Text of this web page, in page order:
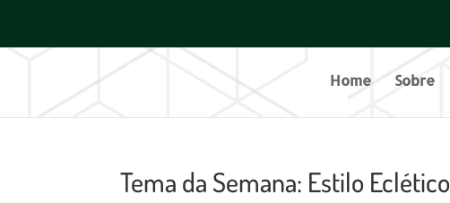
Home Sobre
Tema da Semana: Estilo Eclético